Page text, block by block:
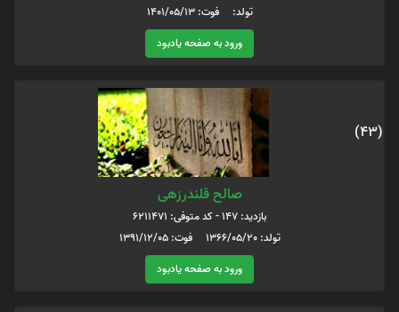
تولد: فوت: 1401/05/13
ورود به صفحه یادبود
(43)
صالح قلندرزهی
بازدید: 147 - کد متوفی: 6211471
تولد: 1366/05/20 فوت: 1391/12/05
ورود به صفحه یادبود